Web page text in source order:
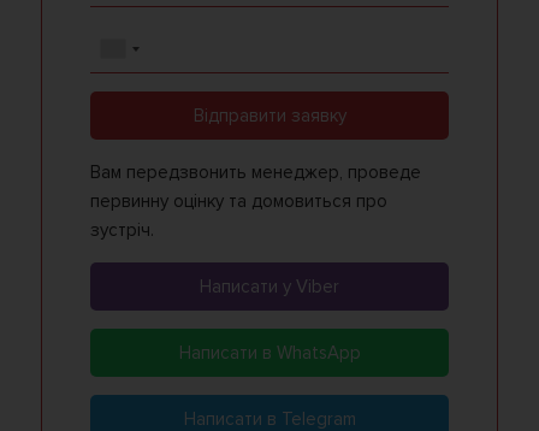
Відправити заявку
Вам передзвонить менеджер, проведе
первинну оцінку та домовиться про
зустріч.
Написати у Viber
Написати в WhatsApp
Написати в Telegram